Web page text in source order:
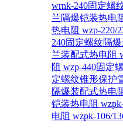
wrnk-240固定螺
兰隔爆铠装热电
热电阻 wzp-220/
240固定螺纹隔
兰装配式热电阻
阻 wzp-440固定
定螺纹锥形保护
隔爆装配式热电
铠装热电阻
电阻 wzpk-106/